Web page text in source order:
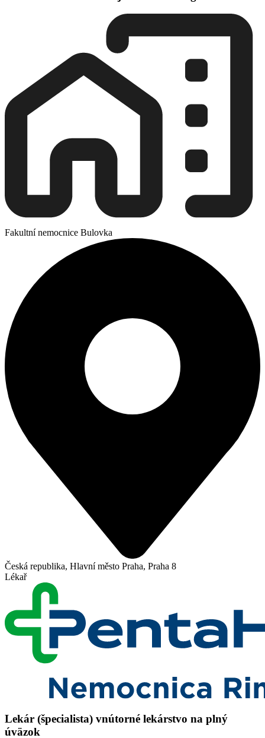
Fakultní nemocnice Bulovka
Česká republika, Hlavní město Praha, Praha 8
Lékař
Lekár (špecialista) vnútorné lekárstvo na plný
úväzok